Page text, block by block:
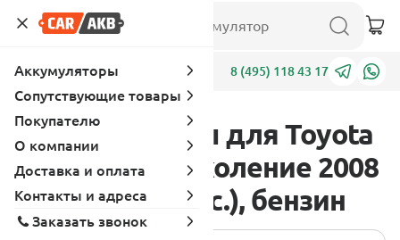
Адреса 8 (495) 118 43 17
Аккумуляторы для Toyota
Town Ace 4 поколение 2008
- 2020 1.5 (97 л.с.), бензин
Аккумуляторы
Сопутствующие товары
Покупателю
О компании
Доставка и оплата
Контакты и адреса
Заказать звонок